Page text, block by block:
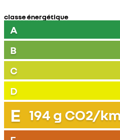
classe énergétique
A
B
C
D
E 194 g CO2/km